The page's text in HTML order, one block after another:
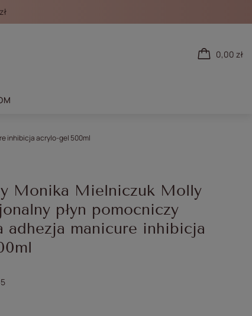
zakupowe
0,00 zł
inhibicja acrylo-gel 500ml
Monika Mielniczuk Molly
płyn pomocniczy
adhezja manicure inhibicja